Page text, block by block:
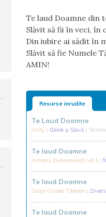
Te laud Doamne din
Slăvit să fii în veci, în
Din iubire ai sădit în
Slăvit să fie Numele
AMIN!
Resurse inrudite
Te Laud Doamne
Unity | Glorie şi Slavă |
Te laud Doamne
Armonii Duhovnicesti Vol 1 |
Te laud Doamne
Sanja Cristea Tiberian |
Te laud Doamne